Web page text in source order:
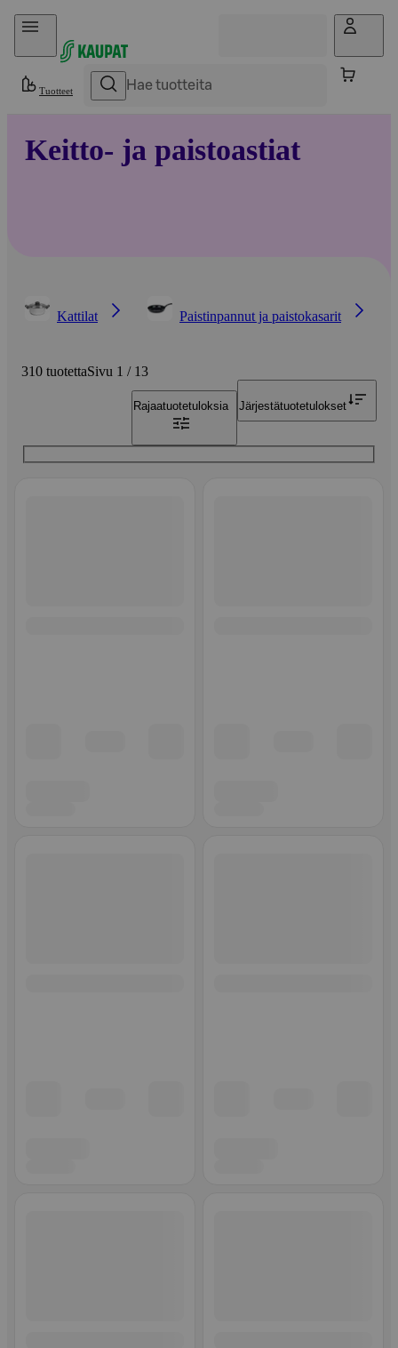
Hyppää sisältöön
Tuotteet
Keitto- ja paistoastiat
Kattilat Paistinpannut ja paistokasarit
310 tuotettaSivu 1 / 13
Rajaatuotetuloksia Järjestätuotetulokset